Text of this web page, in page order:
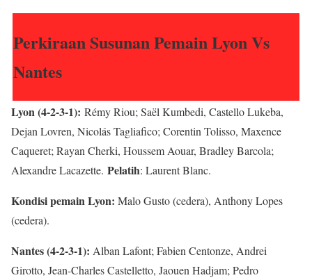
Perkiraan Susunan Pemain Lyon Vs
Nantes
Lyon (4-2-3-1): Rémy Riou; Saël Kumbedi, Castello Lukeba,
Dejan Lovren, Nicolás Tagliafico; Corentin Tolisso, Maxence
Caqueret; Rayan Cherki, Houssem Aouar, Bradley Barcola;
Alexandre Lacazette. Pelatih: Laurent Blanc.
Kondisi pemain Lyon: Malo Gusto (cedera), Anthony Lopes
(cedera).
Nantes (4-2-3-1): Alban Lafont; Fabien Centonze, Andrei
Girotto, Jean-Charles Castelletto, Jaouen Hadjam; Pedro